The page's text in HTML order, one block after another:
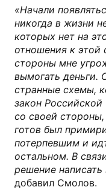
«Начали
никогда в жизни
которых нет на
отношения к этой
стороны мне
вымогать деньги.
странные схемы,
закон
со своей
готов был
потерпевшим и
остальном. В
решение
добавил Смолов.